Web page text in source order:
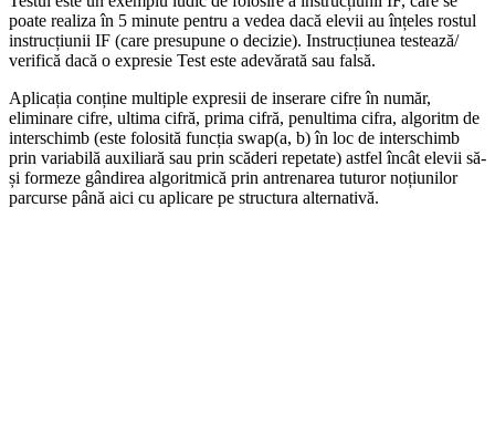
poate realiza în 5 minute pentru a vedea dacă elevii au înțeles rostul
instrucțiunii IF (care presupune o decizie). Instrucțiunea testează/
verifică dacă o expresie Test este adevărată sau falsă.
Aplicația conține multiple expresii de inserare cifre în număr,
eliminare cifre, ultima cifră, prima cifră, penultima cifra, algoritm de
interschimb (este folosită funcția swap(a, b) în loc de interschimb
prin variabilă auxiliară sau prin scăderi repetate) astfel încât elevii să-
și formeze gândirea algoritmică prin antrenarea tuturor noțiunilor
parcurse până aici cu aplicare pe structura alternativă.